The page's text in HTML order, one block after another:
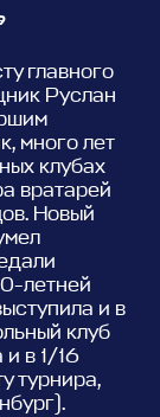
главного
Руслан
много лет
клубах
вратарей
Новый
летней
и в
клуб
в 1/16
турнира,